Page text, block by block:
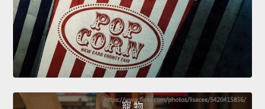
寵 物